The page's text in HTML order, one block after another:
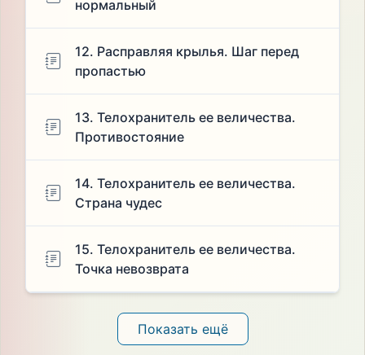
нормальный
12. Расправляя крылья. Шаг перед
пропастью
13. Телохранитель ее величества.
Противостояние
14. Телохранитель ее величества.
Страна чудес
15. Телохранитель ее величества.
Точка невозврата
Показать ещё